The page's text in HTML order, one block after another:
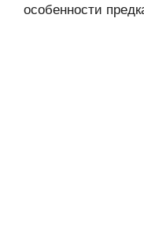
особенности